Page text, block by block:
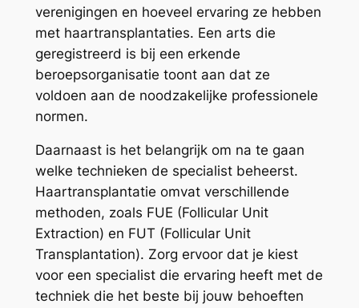
verenigingen en hoeveel ervaring ze hebben
met haartransplantaties. Een arts die
geregistreerd is bij een erkende
beroepsorganisatie toont aan dat ze
voldoen aan de noodzakelijke professionele
normen.
Daarnaast is het belangrijk om na te gaan
welke technieken de specialist beheerst.
Haartransplantatie omvat verschillende
methoden, zoals FUE (Follicular Unit
Extraction) en FUT (Follicular Unit
Transplantation). Zorg ervoor dat je kiest
voor een specialist die ervaring heeft met de
techniek die het beste bij jouw behoeften